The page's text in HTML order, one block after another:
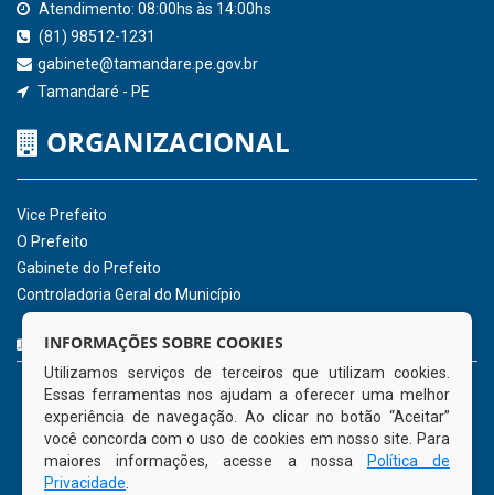
Consultar Convênios
Receber Informações sobre novos Repasses
Hora:04:29/ Sexta-Feira,07 de agosto
de 2026
INSTITUCIONAL
CNPJ: 01.596.018/0001-60
000
Atendimento: 08:00hs às 14:00hs
(81) 98512-1231
gabinete@tamandare.pe.gov.br
Tamandaré - PE
INFORMAÇÕES SOBRE COOKIES
Utilizamos serviços de terceiros que utilizam cookies.
Essas ferramentas nos ajudam a oferecer uma melhor
experiência de navegação. Ao clicar no botão “Aceitar”
você concorda com o uso de cookies em nosso site. Para
maiores informações, acesse a nossa
Política de
Privacidade